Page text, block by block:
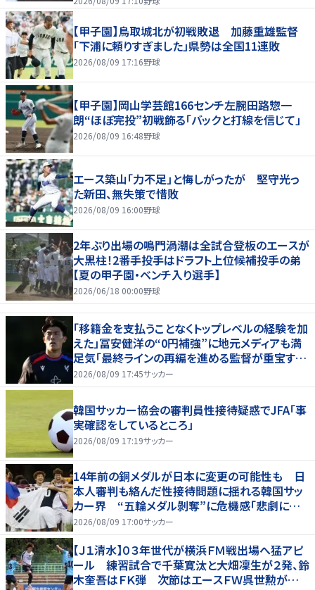
【甲子園】鳥取城北が初戦敗退 加藤重雄監督
「下浦に頼りすぎました」県勢は全国11連敗
2026/08/09 17:16野球
【甲子園】岡山学芸館166センチ左腕田路惣一
朗“ほぼ完投”初戦飾る「バックと打線を信じて」
2026/08/09 16:48野球
エース築山「力不足」と悔しがったが 堅守光っ
た新田、無失策で惜敗
2026/08/09 16:00野球
2年ぶり出場の鳴門渦潮は全試合登板のエースが
大黒柱！2番手投手はドラフト上位候補投手の弟
【夏の甲子園・ベンチ入り選手】
2026/06/18 00:00野球
「移籍金を支払うことなくトップレベルの経験を加
えた」冨安健洋の“0円補強”に地元メディアも満
足気「最終ラインの再編を進める監督が重宝する
柔軟性を備えている」
2026/08/09 17:45サッカー
韓国サッカー協会の審判員性接待疑惑でJFA「事
実確認をしているところ」
2026/08/09 17:19サッカー
14年前の銅メダルが日本に変更の可能性も 日
本人審判も絡んだ性接待問題に揺れる韓国サッ
カー界 “五輪メダル剝奪”に危機感「悲劇に見
舞われる」
2026/08/09 17:00サッカー
【Ｊ１清水】０３年世代が横浜ＦＭ戦出場へ猛アピ
ール 練習試合で千葉寛汰と大畑凜生が２発、鈴
木奎吾はＦＫ弾 次節はエースＦＷ呉世勲が出